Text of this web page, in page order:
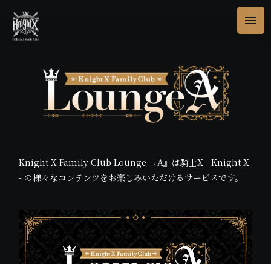
Knight X Family Club Lounge 『A』は騎士X - Knight X
- の様々なコンテンツをお楽しみいただけるサービスです。